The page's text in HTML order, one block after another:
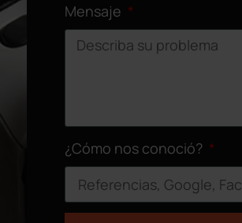
Mensaje
¿Cómo nos conoció?